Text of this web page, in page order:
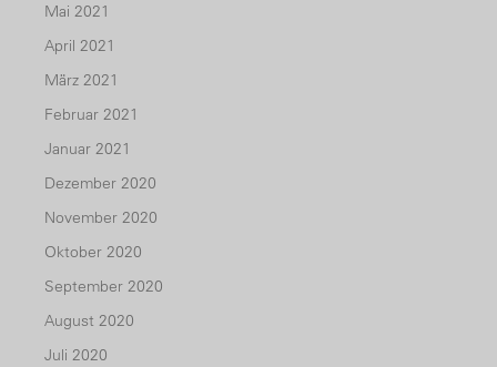
Mai 2021
April 2021
März 2021
Februar 2021
Januar 2021
Dezember 2020
November 2020
Oktober 2020
September 2020
August 2020
Juli 2020